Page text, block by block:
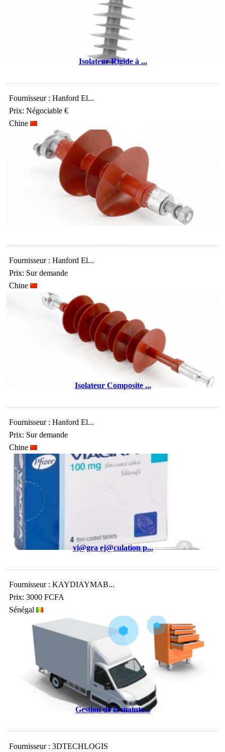
Isolateur Rigide à ...
Fournisseur : Hanford El...
Prix: Négociable €
Chine
Fournisseur : Hanford El...
Prix: Sur demande
Chine
Isolateur Composite ...
Fournisseur : Hanford El...
Prix: Sur demande
Chine
vi@gra ej@culation p...
Fournisseur : KAYDIAYMAB...
Prix: 3000 FCFA
Sénégal
Gestion de la mainte...
Fournisseur : 3DTECHLOGIS